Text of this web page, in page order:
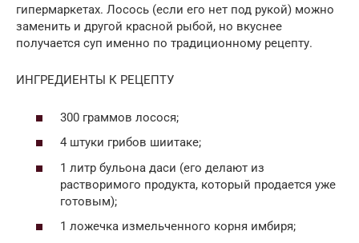
гипермаркетах. Лосось (если его нет под рукой) можно
заменить и другой красной рыбой, но вкуснее
получается суп именно по традиционному рецепту.
ИНГРЕДИЕНТЫ К РЕЦЕПТУ
300 граммов лосося;
4 штуки грибов шиитаке;
1 литр бульона даси (его делают из
растворимого продукта, который продается уже
готовым);
1 ложечка измельченного корня имбиря;